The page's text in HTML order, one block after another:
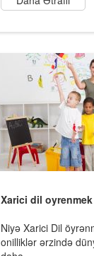
Xarici dil oyrenmek
Niyə Xarici Dil
onilliklər ərzində